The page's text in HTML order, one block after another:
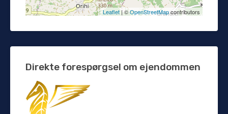
Leaflet | ©OpenStreetMapcontributors
Direkte forespørgsel om ejendommen